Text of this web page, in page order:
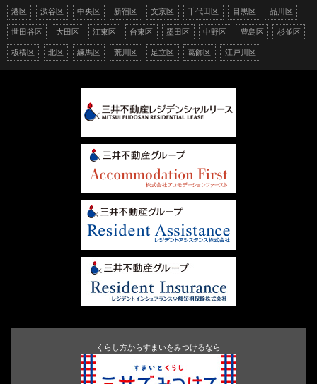
港区 渋谷区 中央区 新宿区 文京区 千代田区 目黒区 品川区
世田谷区 大田区 江東区 台東区 墨田区 中野区 豊島区 杉並区
板橋区 北区 練馬区 荒川区 足立区 葛飾区 江戸川区
くらし方からすまいをみつけるなら